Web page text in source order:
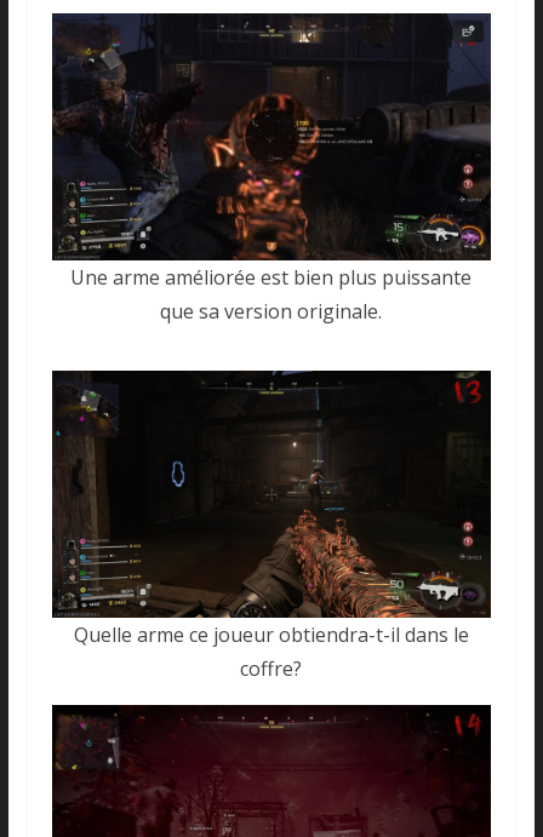
Une arme améliorée est bien plus puissante
que sa version originale.
Quelle arme ce joueur obtiendra-t-il dans le
coffre?